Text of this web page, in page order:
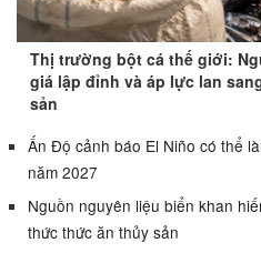
Thị trường bột cá thế giới:
giá lập đỉnh và áp lực lan
sản
Ấn Độ cảnh báo El Niño có thể
năm 2027
Nguồn nguyên liệu biển khan
thức thức ăn thủy sản